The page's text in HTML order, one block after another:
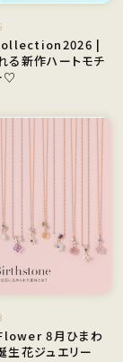
|
る新作ハートモチ
♡
8月ひまわ
生花ジュエリー